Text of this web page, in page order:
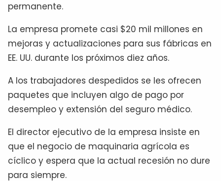
permanente.
La empresa promete casi $20 mil millones en
mejoras y actualizaciones para sus fábricas en
EE. UU. durante los próximos diez años.
A los trabajadores despedidos se les ofrecen
paquetes que incluyen algo de pago por
desempleo y extensión del seguro médico.
El director ejecutivo de la empresa insiste en
que el negocio de maquinaria agrícola es
cíclico y espera que la actual recesión no dure
para siempre.